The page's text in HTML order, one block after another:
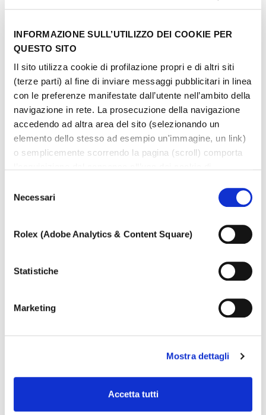
INFORMAZIONE SULL’UTILIZZO DEI COOKIE PER
QUESTO SITO
Il sito utilizza cookie di profilazione propri e di altri siti
(terze parti) al fine di inviare messaggi pubblicitari in linea
con le preferenze manifestate dall’utente nell’ambito della
navigazione in rete. La prosecuzione della navigazione
accedendo ad altra area del sito (selezionando un
elemento dello stesso ad esempio un'immagine, un link)
o semplicemente scorrendo la pagina (scroll) comporta
impostazioni relative ai cookie scegliendo quali tipologie
di cookie autorizzare (di profilazione, tecnici o analitici).
Nell’ipotesi in cui le impostazioni venissero modificate,
non è possibile garantire il corretto funzionamento del
Per saperne di più, o negare il consenso all’utilizzo a tutti
delNecessari
Rolex (Adobe Analytics & Content Square)
Statistiche
Marketing
Mostra dettagli
Accetta tutti
DEBORA
Choker con pietra di colore e diamanti